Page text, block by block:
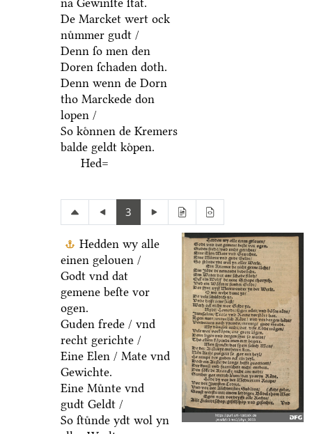
na Gewinſte ſtat.
De Marcket wert ock
nuͤmmer gudt /
Denn ſo men den
Doren ſchaden doth.
Denn wenn de Dorn
tho Marckede don
lopen /
So koͤnnen de Kremers
balde geldt koͤpen.
Hed=
3
Hedden wy alle
einen gelouen /
Godt vnd dat
gemene beſte vor
ogen.
Guden frede / vnd
recht gerichte /
Eine Elen / Mate vnd
Gewichte.
Eine Muͤnte vnd
gudt Geldt /
So ſtuͤnde ydt wol yn